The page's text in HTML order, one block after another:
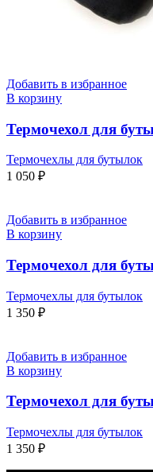
Добавить в избранное
В корзину
Термочехол для
Термочехлы для бутылок
1 050 ₽
Добавить в избранное
В корзину
Термочехол для
Термочехлы для бутылок
1 350 ₽
Добавить в избранное
В корзину
Термочехол для
Термочехлы для бутылок
1 350 ₽